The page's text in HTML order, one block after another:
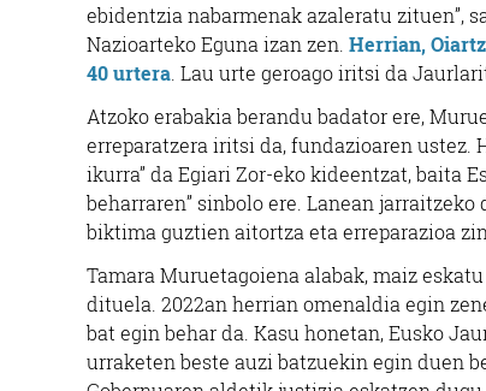
ebidentzia nabarmenak azaleratu zituen”,
Nazioarteko Eguna izan zen. Herrian,
40 urtera . Lau urte geroago iritsi da
Atzoko erabakia berandu badator ere,
erreparatzera iritsi da, fundazioaren ustez.
ikurra” da Egiari Zor-eko kideentzat, baita
beharraren” sinbolo ere. Lanean
biktima guztien aitortza eta erreparazioa
Tamara Muruetagoiena alabak, maiz
dituela. 2022an herrian omenaldia egin
bat egin behar da. Kasu honetan, Eusko
urraketen beste auzi batzuekin egin duen